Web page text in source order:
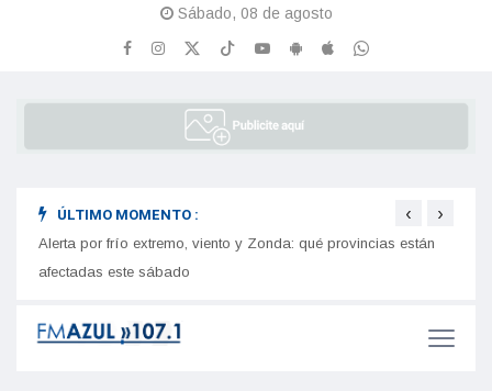
Sábado, 08 de agosto
ÚLTIMO MOMENTO :
Alerta por frío extremo, viento y Zonda: qué provincias están
afectadas este sábado
‹ ›